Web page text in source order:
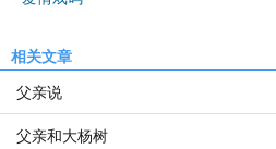
相关文章
父亲说
父亲和大杨树